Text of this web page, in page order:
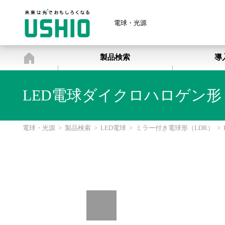
電球・光源
電球・光源
製品検索 導
LED電球ダイクロハロゲン
電球・光源 > 製品検索 > LED電球 > ミラー付き電球形（LDR） >